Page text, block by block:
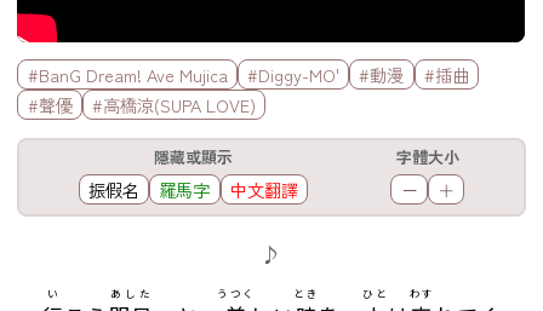
標籤欄
#BanG Dream! Ave Mujica #Diggy-MO' #動漫
#插曲
#聲優
#高橋涼(SUPA LOVE)
隱藏或顯示
振假名 羅馬字 中文翻譯
字體大小
－ ＋
♪
い あした うつく とき ひと わす